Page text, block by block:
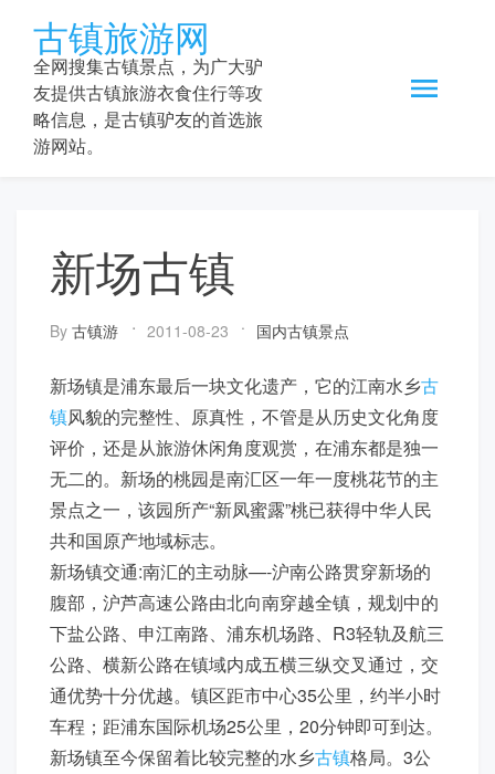
content
古镇旅游网
全网搜集古镇景点，为广大驴
友提供古镇旅游衣食住行等攻
略信息，是古镇驴友的首选旅
游网站。
新场古镇
By 古镇游 2011-08-23 国内古镇景点
新场镇是浦东最后一块文化遗产，它的江南水乡古
镇风貌的完整性、原真性，不管是从历史文化角度
评价，还是从旅游休闲角度观赏，在浦东都是独一
无二的。新场的桃园是南汇区一年一度桃花节的主
景点之一，该园所产“新凤蜜露”桃已获得中华人民
共和国原产地域标志。
新场镇交通:南汇的主动脉—-沪南公路贯穿新场的
腹部，沪芦高速公路由北向南穿越全镇，规划中的
下盐公路、申江南路、浦东机场路、R3轻轨及航三
公路、横新公路在镇域内成五横三纵交叉通过，交
通优势十分优越。镇区距市中心35公里，约半小时
车程；距浦东国际机场25公里，20分钟即可到达。
新场镇至今保留着比较完整的水乡古镇格局。3公